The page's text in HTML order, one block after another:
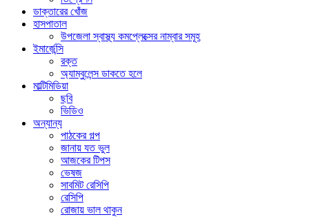
ডাক্তারের খোঁজ
হাসপাতাল
উপজেলা স্বাস্থ্য কমপ্লেক্সের নাম্বার সমূহ
ইমার্জেন্সি
রক্ত
অ্যাম্বুলেন্স ডাকতে হলে
মাল্টিমিডিয়া
ছবি
ভিডিও
অন্যান্য
পাঠকের গল্প
জানায় যত ভুল
আজকের টিপস
ভেষজ
সাবমিট রেসিপি
রেসিপি
রোজায় ভাল থাকুন